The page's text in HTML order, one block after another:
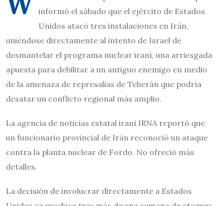
informó el sábado que el ejército de Estados
Unidos atacó tres instalaciones en Irán,
uniéndose directamente al intento de Israel de
desmantelar el programa nuclear iraní, una arriesgada
apuesta para debilitar a un antiguo enemigo en medio
de la amenaza de represalias de Teherán que podría
desatar un conflicto regional más amplio.
La agencia de noticias estatal iraní IRNA reportó que
un funcionario provincial de Irán reconoció un ataque
contra la planta nuclear de Fordo. No ofreció más
detalles.
La decisión de involucrar directamente a Estados